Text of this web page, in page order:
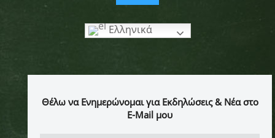
Ελληνικά
Θέλω να Ενημερώνομαι για Εκδηλώσεις & Νέα στο
E-Mail μου